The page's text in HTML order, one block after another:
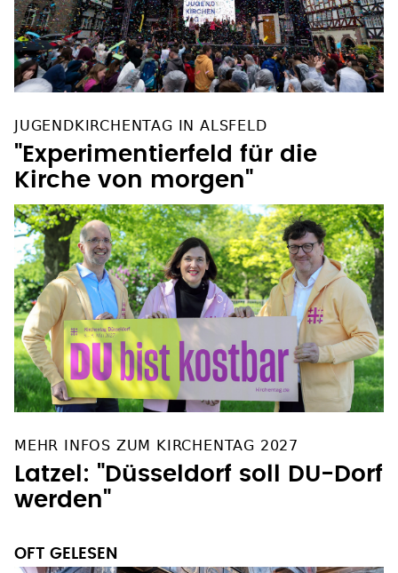
JUGENDKIRCHENTAG IN ALSFELD
"Experimentierfeld für die
Kirche von morgen"
MEHR INFOS ZUM KIRCHENTAG 2027
Latzel: "Düsseldorf soll DU-Dorf
werden"
OFT GELESEN